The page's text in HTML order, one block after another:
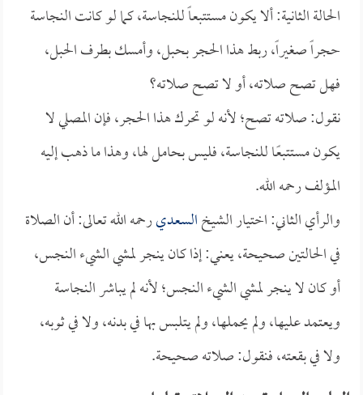
الحالة الثانية: ألا يكون مستتبعاً للنجاسة، كما لو كانت النجاسة
حجراً صغيراً، ربط هذا الحجر بحبل، وأمسك بطرف الحبل،
فهل تصح صلاته، أو لا تصح صلاته؟
نقول: صلاته تصح؛ لأنه لو تحرك هذا الحجر، فإن المصلي لا
يكون مستتبعًا للنجاسة، فليس بحامل لها، وهذا ما ذهب إليه
المؤلف رحمه الله.
والرأي الثاني: اختيار الشيخالسعديرحمه الله تعالى: أن الصلاة
في الحالتين صحيحة، يعني: إذا كان ينجر لمشي الشيء النجس،
أو كان لا ينجر لمشي الشيء النجس؛ لأنه لم يباشر النجاسة
ويعتمد عليها، ولم يحملها، ولم يتلبس بها في بدنه، ولا في ثوبه،
ولا في بقعته، فنقول: صلاته صحيحة.